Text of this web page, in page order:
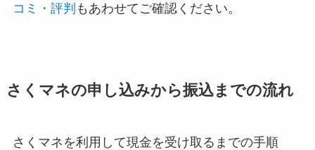
コミ・評判 もあわせてご確認ください。
さくマネの申し込みから振込までの流れ
さくマネを利用して現金を受け取るまでの手順